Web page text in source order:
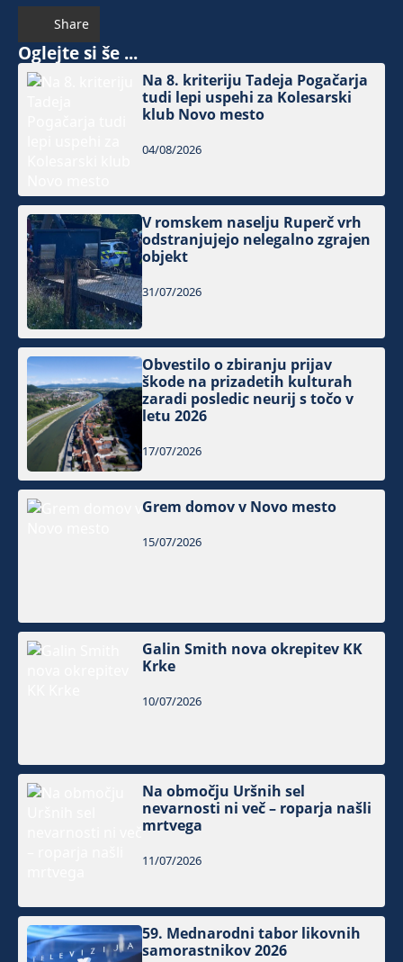
Share
Oglejte si še ...
Na 8. kriteriju Tadeja Pogačarja
tudi lepi uspehi za Kolesarski
klub Novo mesto
04/08/2026
V romskem naselju Ruperč vrh
odstranjujejo nelegalno zgrajen
objekt
31/07/2026
Obvestilo o zbiranju prijav
škode na prizadetih kulturah
zaradi posledic neurij s točo v
letu 2026
17/07/2026
Grem domov v Novo mesto
15/07/2026
Galin Smith nova okrepitev KK
Krke
10/07/2026
Na območju Uršnih sel
nevarnosti ni več – roparja našli
mrtvega
11/07/2026
59. Mednarodni tabor likovnih
samorastnikov 2026